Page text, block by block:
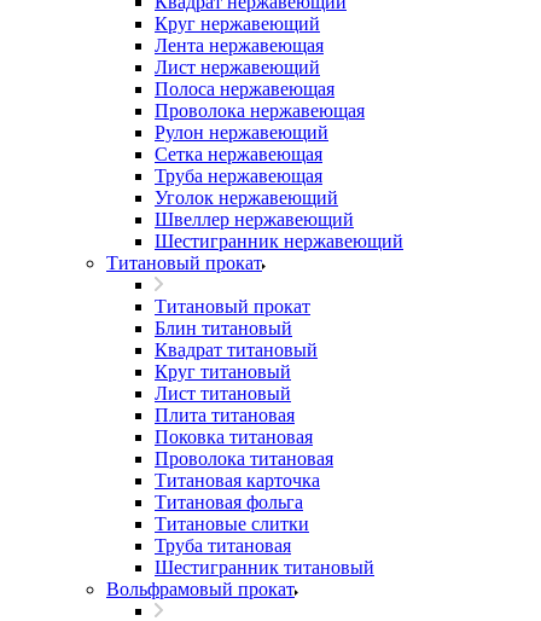
Круг нержавеющий
Лента нержавеющая
Лист нержавеющий
Полоса нержавеющая
Проволока нержавеющая
Рулон нержавеющий
Сетка нержавеющая
Труба нержавеющая
Уголок нержавеющий
Швеллер нержавеющий
Шестигранник нержавеющий
Титановый прокат
Титановый прокат
Блин титановый
Квадрат титановый
Круг титановый
Лист титановый
Плита титановая
Поковка титановая
Проволока титановая
Титановая карточка
Титановая фольга
Титановые слитки
Труба титановая
Шестигранник титановый
Вольфрамовый прокат